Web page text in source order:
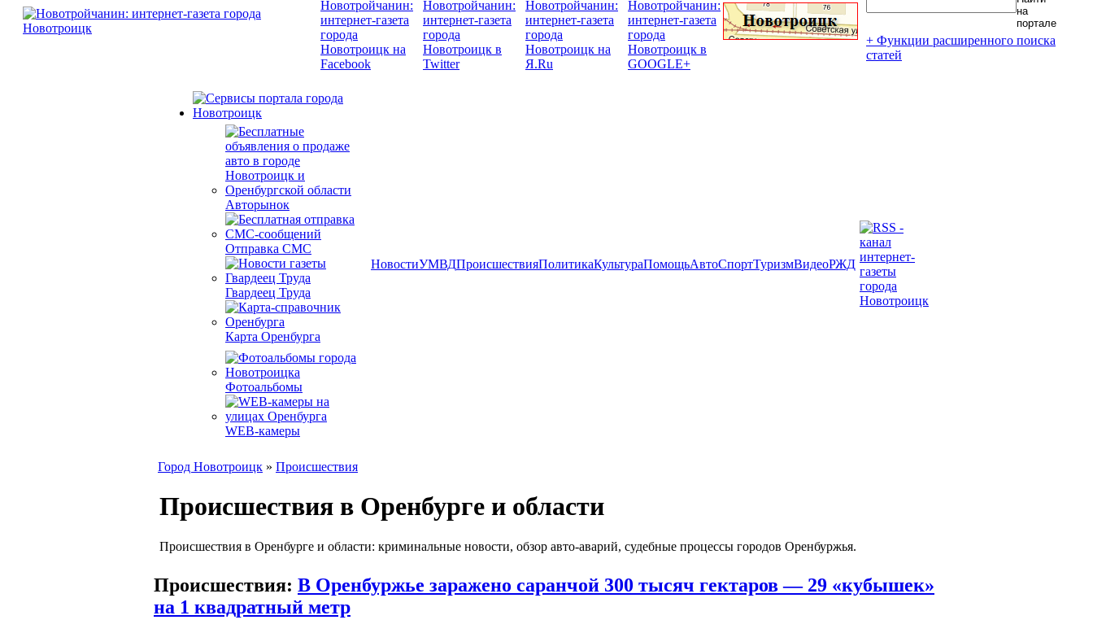
+ Функции расширенного поиска
статей
Авторынок
Отправка СМС
Гвардеец Труда
Карта Оренбурга
Фотоальбомы
WEB-камеры
НовостиУМВДПроисшествияПолитикаКультураПомощьАвтоСпортТуризмВидеоРЖД
Город Новотроицк » Происшествия
Происшествия в Оренбурге и области
Происшествия в Оренбурге и области: криминальные новости, обзор авто-аварий, судебные процессы городов Оренбуржья.
Происшествия: В Оренбуржье заражено саранчой 300 тысяч гектаров — 29 «кубышек»
на 1 квадратный метр